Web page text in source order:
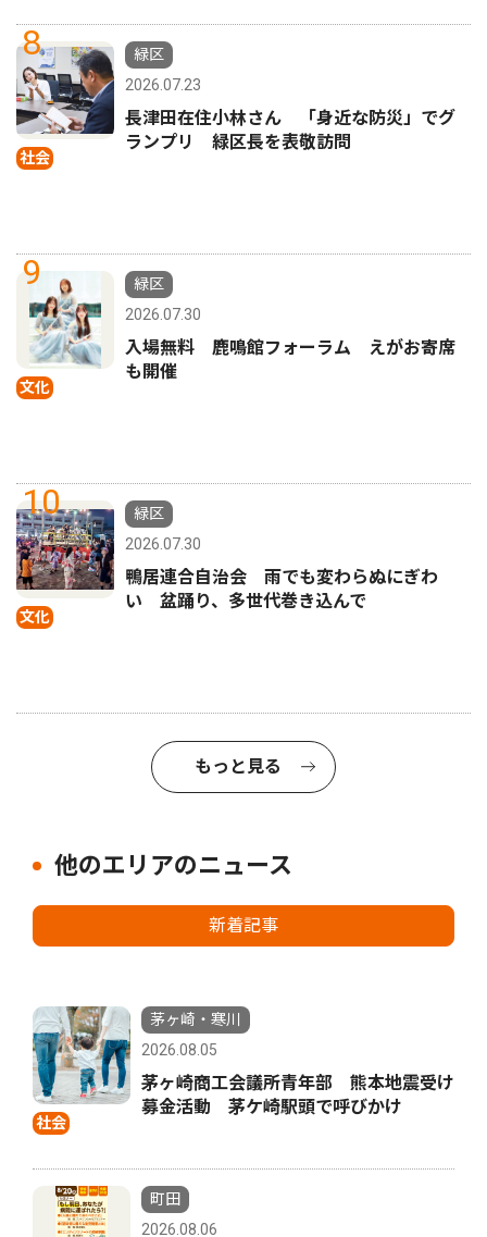
8
社会
緑区
2026.07.23
長津田在住小林さん 「身近な防災」でグ
ランプリ 緑区長を表敬訪問
9
文化
緑区
2026.07.30
入場無料 鹿鳴館フォーラム えがお寄席
も開催
10
文化
緑区
2026.07.30
鴨居連合自治会 雨でも変わらぬにぎわ
い 盆踊り、多世代巻き込んで
もっと見る
他のエリアのニュース
新着記事
社会
茅ヶ崎・寒川
2026.08.05
茅ヶ崎商工会議所青年部 熊本地震受け
募金活動 茅ケ崎駅頭で呼びかけ
町田
2026.08.06